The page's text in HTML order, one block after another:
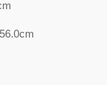
m
m